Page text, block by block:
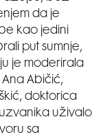
da je
kao jedini
put sumnje,
je moderirala
Abičić,
doktorica
uzvanika uživalo
sa